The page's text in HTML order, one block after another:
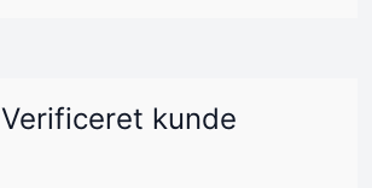
Verificeret kunde